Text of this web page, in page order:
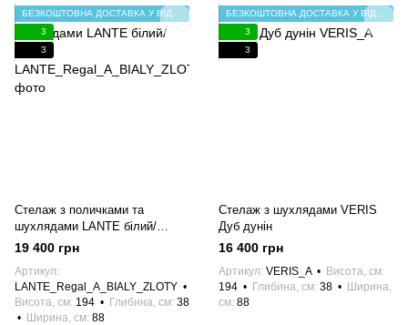
3
3
Стелаж з поличками та
шухлядами LANTE білий/
золото
19 400 грн
Артикул
LANTE_Regal_A_BIALY_ZLOTY
Висота, см 194 Глибина, см 38
Ширина, см 88
3
3
Стелаж з шухлядами VERIS
Дуб дунін
16 400 грн
Артикул VERIS_A
Висота, см
194
Глибина, см 38
Ширина,
см 88